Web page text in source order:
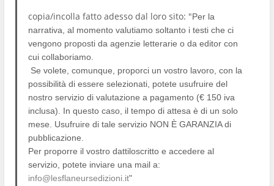
copia/incolla fatto adesso dal loro sito: " Per la
narrativa, al momento valutiamo soltanto i testi che ci
vengono proposti da agenzie letterarie o da editor con
cui collaboriamo.
Se volete, comunque, proporci un vostro lavoro, con la
possibilità di essere selezionati, potete usufruire del
nostro servizio di valutazione a pagamento (€ 150 iva
inclusa). In questo caso, il tempo di attesa è di un solo
mese. Usufruire di tale servizio NON È GARANZIA di
pubblicazione.
Per proporre il vostro dattiloscritto e accedere al
servizio, potete inviare una mail a:
info@lesflaneursedizioni.it"